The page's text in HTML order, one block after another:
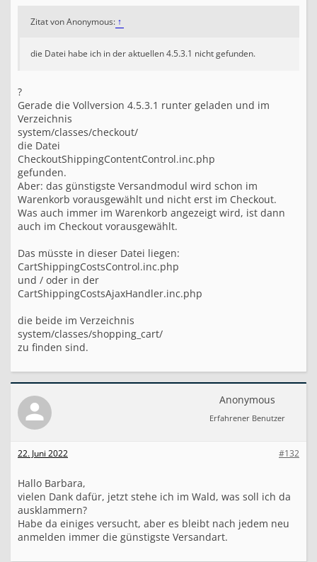
Zitat von Anonymous: ↑
die Datei habe ich in der aktuellen 4.5.3.1 nicht gefunden.
?
Gerade die Vollversion 4.5.3.1 runter geladen und im
Verzeichnis
system/classes/checkout/
die Datei
CheckoutShippingContentControl.inc.php
gefunden.
Aber: das günstigste Versandmodul wird schon im
Warenkorb vorausgewählt und nicht erst im Checkout.
Was auch immer im Warenkorb angezeigt wird, ist dann
auch im Checkout vorausgewählt.
Das müsste in dieser Datei liegen:
CartShippingCostsControl.inc.php
und / oder in der
CartShippingCostsAjaxHandler.inc.php
die beide im Verzeichnis
system/classes/shopping_cart/
zu finden sind.
Anonymous
Erfahrener Benutzer
#132
22. Juni 2022
Hallo Barbara,
vielen Dank dafür, jetzt stehe ich im Wald, was soll ich da
ausklammern?
Habe da einiges versucht, aber es bleibt nach jedem neu
anmelden immer die günstigste Versandart.